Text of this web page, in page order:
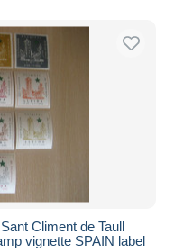
Climent de Taull
vignette SPAIN label